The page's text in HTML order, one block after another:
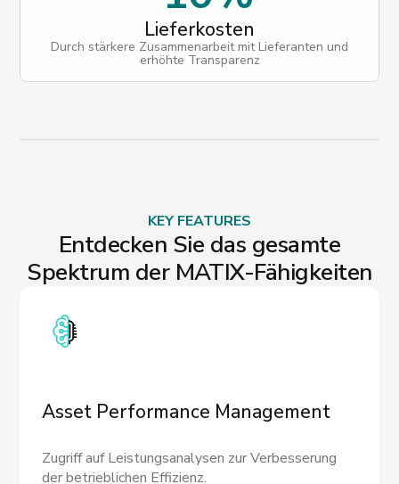
Lieferkosten
Durch stärkere Zusammenarbeit mit Lieferanten und
erhöhte Transparenz
KEY FEATURES
Entdecken Sie das gesamte
Spektrum der MATIX-Fähigkeiten
Asset Performance Management
Zugriff auf Leistungsanalysen zur Verbesserung
der betrieblichen Effizienz.